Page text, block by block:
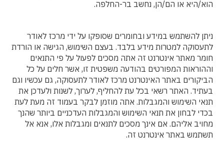
הוא/היא או הם/הן, נחשב בר-החלפה.
ניתן להשתמש במידע ובחומרים שסופקו על ידי מרכז לאודר
לתעסוקה למטרות מידע בלבד. בעצם השימוש, הגישה או הורדת
חומר מאתר אינטרנט זה אתה מסכים לפעול על פי התנאים
וההוראות המפורטים בהודעה משפטית זו, אשר חלים על כל
הביקורים באתר האינטרנט מרכז לאודר לתעסוקה, גם עכשיו וגם
בעתיד. האתר רשאי בכל עת להחליף, לערוך, לשנות ולעדכן את
תנאי השימוש והמגבלות. אתה מוזמן לבקר בעמוד זה מעת לעת
בכדי לבחון את תנאי השימוש והמגבלות העדכניים ביותר שהנך
מחויב אליהם. אם אינך מסכים לתנאים ומגבלות אלו, אנא אל
תשתמש באתר אינטרנט זה.